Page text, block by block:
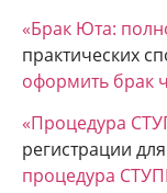
«Брак Юта:
практических
оформить брак
«Процедура
регистрации
процедура